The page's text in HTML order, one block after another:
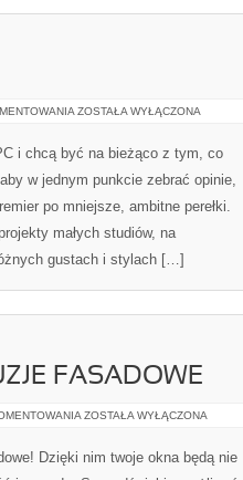
KLASYCZNE
to miejsce stworzone dla osób,
do tematu prawa jazdy pewnie i
myśli o kursie aż po
egzamin. Strona skupia się na
była zrozumiała, a cały proces —
czy dopiero zaczynasz i szukasz